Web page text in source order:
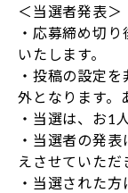
＜当選者発表＞
・応募締め切
いたします。
・投稿の設定
外となります。
・当選は、お1
・当選者の発
えさせていただ
・当選された